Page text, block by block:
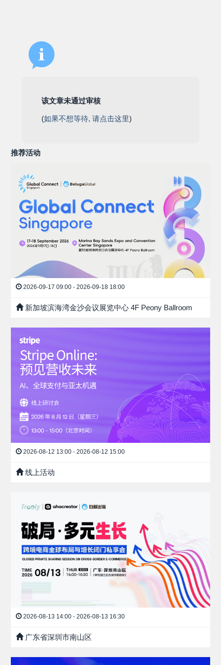
该文章未通过审核
(如果不想等待, 请点击这里)
推荐活动
2026-09-17 09:00 - 2026-09-18 18:00
新加坡滨海湾金沙会议展览中心 4F Peony Ballroom
2026-08-12 13:00 - 2026-08-12 15:00
线上活动
2026-08-13 14:00 - 2026-08-13 16:30
广东省深圳市南山区